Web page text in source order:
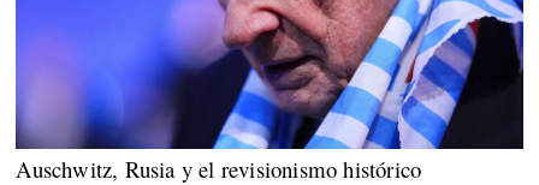
Auschwitz, Rusia y el revisionismo histórico